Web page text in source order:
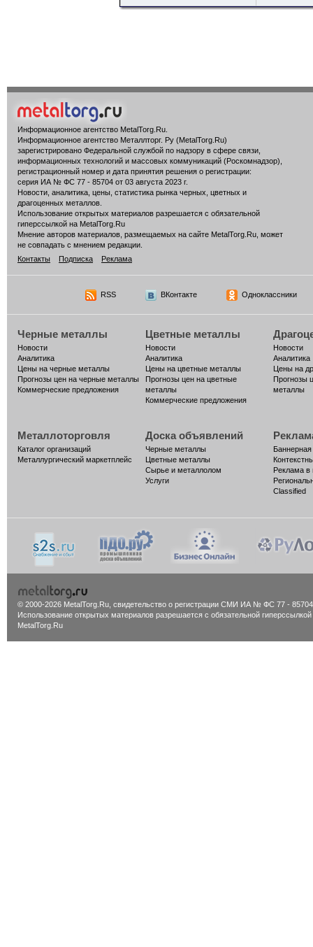
Информационное агентство MetalTorg.Ru
Информационное агентство Металлторг. Ру (MetalTorg.Ru)
зарегистрировано Федеральной службой по надзору в сфере связи,
информационных технологий и массовых коммуникаций (Роскомнадзор),
регистрационный номер и дата принятия решения о регистрации:
серия ИА № ФС 77 - 85704 от 03 августа 2023 г.
Новости, аналитика, цены, статистика рынка черных, цветных и
драгоценных металлов.
Использование открытых материалов разрешается с обязательной
гиперссылкой на MetalTorg.Ru
Мнение авторов материалов, размещаемых на сайте MetalTorg.Ru, может
не совпадать с мнением редакции.
Контакты
Подписка Реклама
RSS ВКонтакте Одноклассники
Черные металлы
Новости
Аналитика
Цены на черные металлы
Прогнозы цен на черные металлы
Коммерческие предложения
Цветные металлы
Новости
Аналитика
Цены на цветные металлы
Прогнозы цен на цветные
металлы
Коммерческие предложения
Новости
Аналитика
Цены на
Прогнозы
металлы
Металлоторговля
Каталог организаций
Металлургический маркетплейс
Доска объявлений
Черные металлы
Цветные металлы
Сырье и металлолом
Услуги
Реклама в
Classified
© 2000-2026 MetalTorg.Ru, cвидетельство о регистрации СМИ ИА № ФС 77 - 85704
Использование открытых материалов разрешается с обязательной гиперссылкой
MetalTorg.Ru